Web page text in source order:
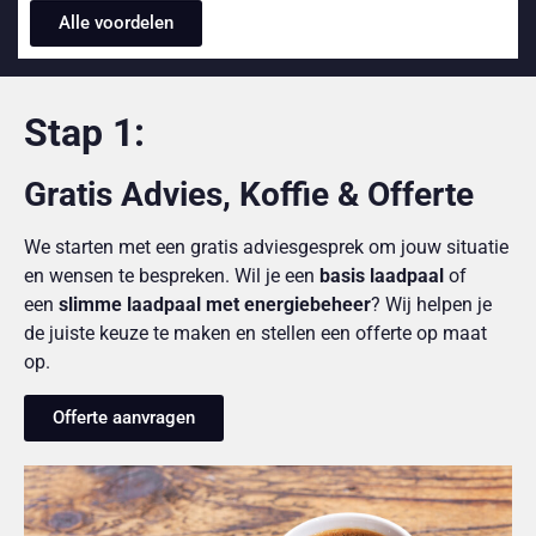
Alle voordelen
Stap 1:
Gratis Advies, Koffie & Offerte
We starten met een gratis adviesgesprek om jouw situatie
en wensen te bespreken. Wil je een basis laadpaal of
een slimme laadpaal met energiebeheer? Wij helpen je
de juiste keuze te maken en stellen een offerte op maat
op.
Offerte aanvragen